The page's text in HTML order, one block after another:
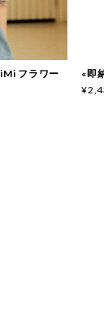
フラワー
«即